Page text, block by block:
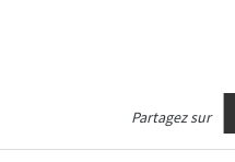
Partagez sur